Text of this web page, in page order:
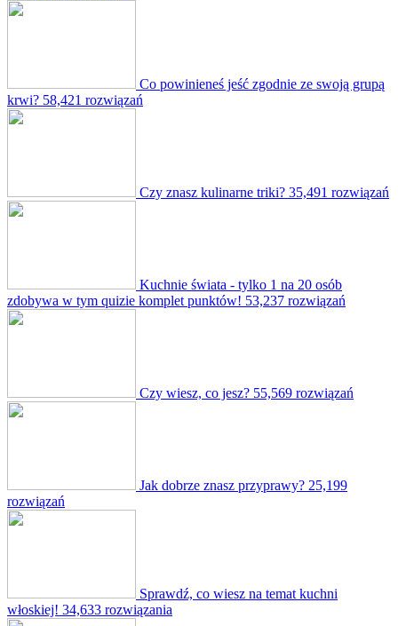
Co powinieneś jeść zgodnie ze swoją grupą
krwi? 58,421 rozwiązań
Czy znasz kulinarne triki? 35,491 rozwiązań
Kuchnie świata - tylko 1 na 20 osób
zdobywa w tym quizie komplet punktów! 53,237 rozwiązań
Czy wiesz, co jesz? 55,569 rozwiązań
Jak dobrze znasz przyprawy? 25,199
rozwiązań
Sprawdź, co wiesz na temat kuchni
włoskiej! 34,633 rozwiązania